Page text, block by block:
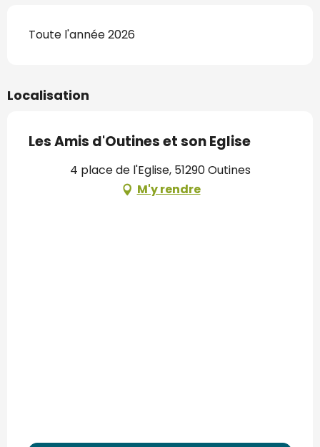
Toute l'année 2026
Localisation
Les Amis d'Outines et son Eglise
4 place de l'Eglise, 51290 Outines
M'y rendre